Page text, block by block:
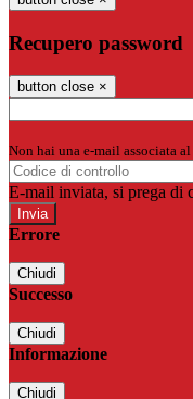
Recupero password
button close ×
Non hai una e-mail associata
E-mail inviata, si prega di
Errore
Chiudi
Successo
Chiudi
Informazione
Chiudi